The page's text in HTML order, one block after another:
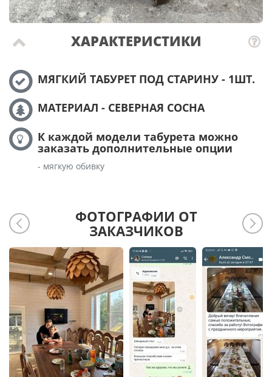
ХАРАКТЕРИСТИКИ
МЯГКИЙ ТАБУРЕТ ПОД СТАРИНУ - 1ШТ.
МАТЕРИАЛ - СЕВЕРНАЯ СОСНА
К каждой модели табурета можно
заказать дополнительные опции
- мягкую обивку
ФОТОГРАФИИ ОТ
ЗАКАЗЧИКОВ